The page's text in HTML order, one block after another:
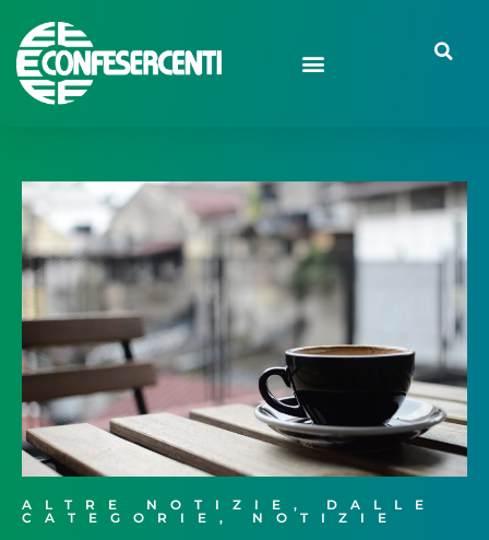
ALTRE NOTIZIE , DALLE
CATEGORIE , NOTIZIE